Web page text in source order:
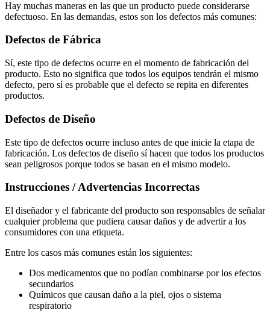
Hay muchas maneras en las que un producto puede considerarse
defectuoso. En las demandas, estos son los defectos más comunes:
Defectos de Fábrica
Sí, este tipo de defectos ocurre en el momento de fabricación del
producto. Esto no significa que todos los equipos tendrán el mismo
defecto, pero sí es probable que el defecto se repita en diferentes
productos.
Defectos de Diseño
Este tipo de defectos ocurre incluso antes de que inicie la etapa de
fabricación. Los defectos de diseño sí hacen que todos los productos
sean peligrosos porque todos se basan en el mismo modelo.
Instrucciones / Advertencias Incorrectas
El diseñador y el fabricante del producto son responsables de señalar
cualquier problema que pudiera causar daños y de advertir a los
consumidores con una etiqueta.
Entre los casos más comunes están los siguientes:
Dos medicamentos que no podían combinarse por los efectos
secundarios
Químicos que causan daño a la piel, ojos o sistema
respiratorio